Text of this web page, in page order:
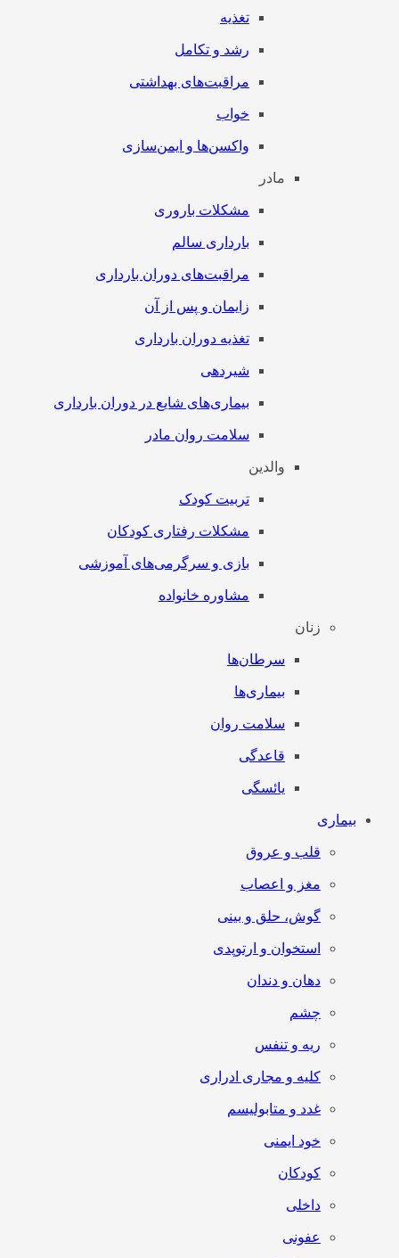
تغذیه
رشد و تکامل
مراقبت‌های بهداشتی
خواب
واکسن‌ها و ایمن‌سازی
مادر
مشکلات باروری
بارداری سالم
مراقبت‌های دوران بارداری
زایمان و پس از آن
تغذیه دوران بارداری
شیردهی
بیماری‌های شایع در دوران بارداری
سلامت روان مادر
والدین
تربیت کودک
مشکلات رفتاری کودکان
بازی و سرگرمی‌های آموزشی
مشاوره خانواده
زنان
سرطان‌‌ها
بیماری‌ها
سلامت روان
قاعدگی
یائسگی
بیماری
قلب و عروق
مغز و اعصاب
گوش، حلق و بینی
استخوان و ارتوپدی
دهان و دندان
چشم
ریه و تنفس
کلیه و مجاری ادراری
غدد و متابولیسم
خود ایمنی
کودکان
داخلی
عفونی